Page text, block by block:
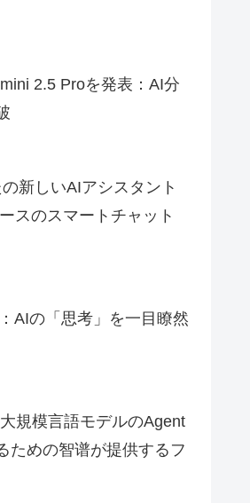
2.5 Proを発表：AI分
新しいAIアシスタント
スのスマートチャット
AIの「思考」を一目瞭然
規模言語モデルのAgent
ための智谱が提供するフ